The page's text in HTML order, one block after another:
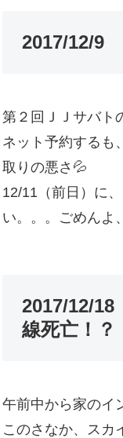
2017/12/9
第２回ＪＪサバト
ネット予約するも
取りの悪さ💦
12/11（前日）に
い。。。ごめんよ
2017/12/
線死亡！？
午前中から家のイ
このさなか、スカ